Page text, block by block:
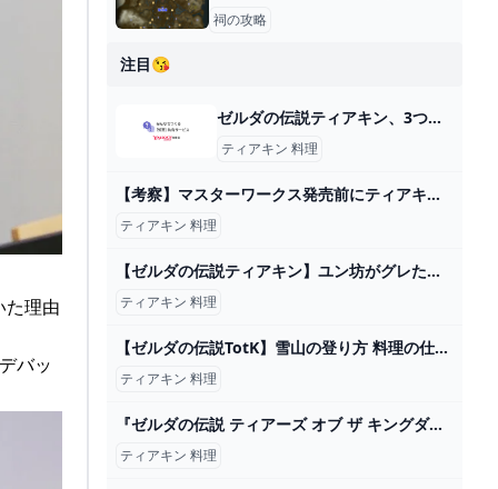
た理由
バッ
祠の攻略
注目😘
ゼルダの伝説ティアキン、3つ目の祠へ行く道中で立ち往生しております。 -... - Yahoo!知恵袋
ティアキン 料理
【考察】マスターワークス発売前にティアキンの時系列を確定させておこう - YouTube
ティアキン 料理
【ゼルダの伝説ティアキン】ユン坊がグレた！？ゴロンシティへの道。（肉には肉を！、一石千金！？完熟火打ち石！、コハク買い取ります、マラクグチの祠） Part55 - YouTube
ティアキン 料理
【ゼルダの伝説TotK】雪山の登り方 料理の仕方 寒さガード 攻略 Part6 #ティアキン #ゼルダの伝説 #totk #TearsOfTheKingdom - YouTube
ティアキン 料理
『ゼルダの伝説 ティアーズ オブ ザ キングダム』、「お料理バッテリー回復術」が発見される。メシの準備で謎のバッテリー全回復 - AUTOMATON
ティアキン 料理